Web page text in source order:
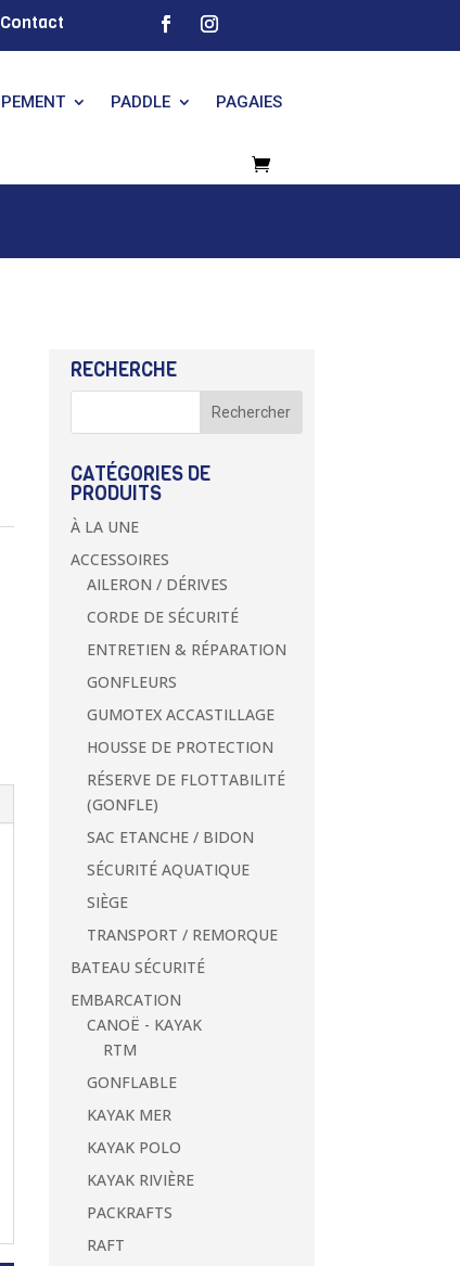
Contact
PADDLE PAGAIES
RECHERCHE
CATÉGORIES DE
PRODUITS
À LA UNE
ACCESSOIRES
AILERON / DÉRIVES
CORDE DE SÉCURITÉ
ENTRETIEN & RÉPARATION
GONFLEURS
GUMOTEX ACCASTILLAGE
HOUSSE DE PROTECTION
RÉSERVE DE FLOTTABILITÉ
(GONFLE)
SAC ETANCHE / BIDON
SÉCURITÉ AQUATIQUE
SIÈGE
TRANSPORT / REMORQUE
BATEAU SÉCURITÉ
EMBARCATION
CANOË - KAYAK
RTM
GONFLABLE
KAYAK MER
KAYAK POLO
KAYAK RIVIÈRE
PACKRAFTS
RAFT